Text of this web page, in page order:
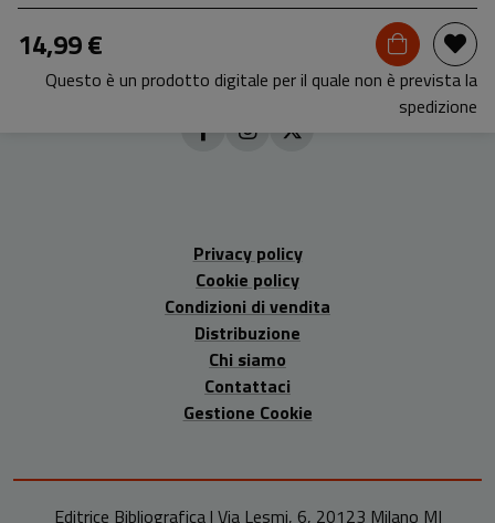
14,99 €
Questo è un prodotto digitale per il quale non è prevista la
spedizione
Privacy policy
Cookie policy
Condizioni di vendita
Distribuzione
Chi siamo
Contattaci
Gestione Cookie
Editrice Bibliografica | Via Lesmi, 6, 20123 Milano MI